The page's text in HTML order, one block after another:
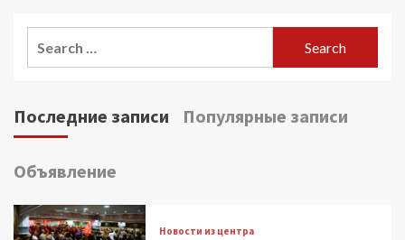
Последние записи Популярные записи
Объявление
Новости из центра